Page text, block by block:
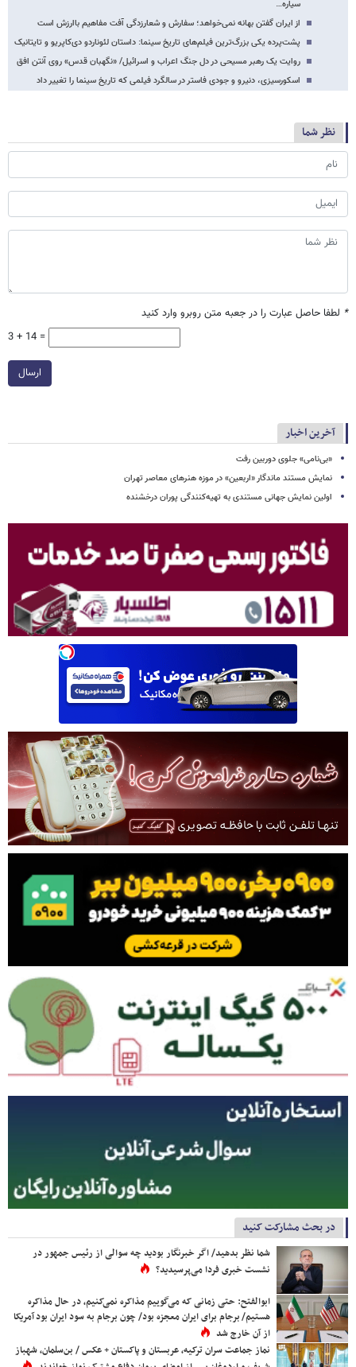
سیاره…
از ایران گفتن بهانه نمی‌خواهد؛ سفارش و شعارزدگی آفت مفاهیم باارزش است
پشت‌پرده یکی بزرگ‌ترین فیلم‌های تاریخ سینما: داستان لئوناردو دی‌کاپریو و تایتانیک
روایت یک رهبر مسیحی در دل جنگ اعراب و اسرائیل/ «نگهبان قدس» روی آنتن افق
اسکورسیزی، دنیرو و جودی فاستر در سالگرد فیلمی که تاریخ سینما را تغییر داد
نظر شما
* لطفا حاصل عبارت را در جعبه متن روبرو وارد کنید
3 + 14 =
ارسال
آخرین اخبار
«بی‌نامی» جلوی دوربین رفت
نمایش مستند ماندگار «اربعین» در موزه هنرهای معاصر تهران
اولین نمایش جهانی مستندی به تهیه‌کنندگی پوران درخشنده
در بحث مشارکت کنید
شما نظر بدهید/ اگر خبرنگار بودید چه سوالی از رئیس جمهور در
نشست خبری فردا می‌پرسیدید؟
ابوالفتح: حتی زمانی که می‌گوییم مذاکره نمی‌کنیم، در حال مذاکره
هستیم/ برجام برای ایران معجزه بود/ چون برجام به سود ایران بود آمریکا
از آن خارج شد
نماز جماعت سران ترکیه، عربستان و پاکستان + عکس / بن‌سلمان، شهباز